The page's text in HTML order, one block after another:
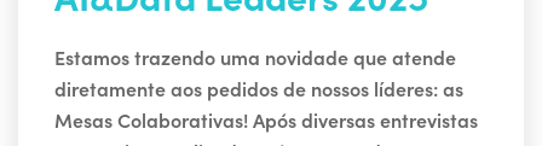
Estamos trazendo uma novidade que atende
diretamente aos pedidos de nossos líderes: as
Mesas Colaborativas! Após diversas entrevistas